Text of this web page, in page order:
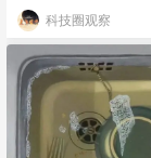
科技圈观察